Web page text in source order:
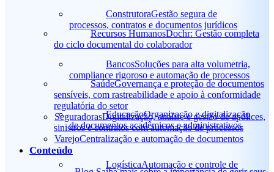
ConstrutoraGestão segura de
processos, contratos e documentos jurídicos
BancosSoluções para alta volumetria,
compliance rigoroso e automação de processos
EducaçãoOrganização e digitalização
de documentos acadêmicos e administrativos
LogísticaAutomação e controle de
Recursos HumanosDochr: Gestão completa
do ciclo documental do colaborador
SaúdeGovernança e proteção de documentos
sensíveis, com rastreabilidade e apoio à conformidade
regulatória do setor
SeguradorasDigitalização, análise e gestão de apólices,
sinistros e contratos com automação de processos
VarejoCentralização e automação de documentos
Conteúdo